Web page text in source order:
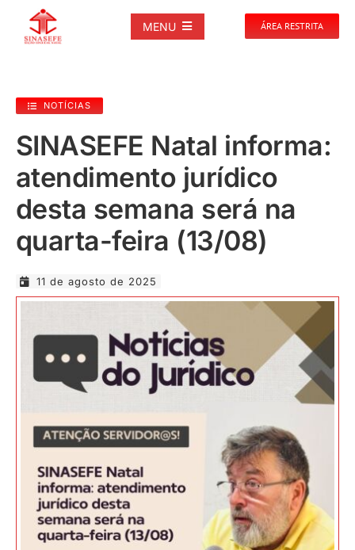
MENU
NOTÍCIAS
PUBLICAÇÕES
DOCUMENTOS
GALERIAS
JURÍDICO
CLUBE
CONTATO
ÁREA RESTRITA
NOTÍCIAS
SINASEFE Natal informa:
atendimento jurídico
desta semana será na
quarta-feira (13/08)
11 de agosto de 2025